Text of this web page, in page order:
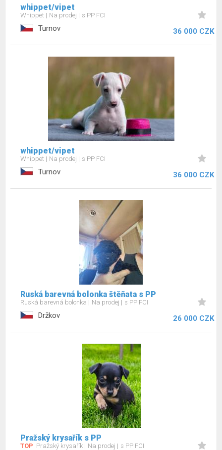
whippet/vipet
Whippet Na prodej s PP FCI
Turnov 36 000 CZK
whippet/vipet
Whippet Na prodej s PP FCI
Turnov 36 000 CZK
Ruská barevná bolonka štěňata s PP
Ruská barevná bolonka Na prodej s PP FCI
Držkov 26 000 CZK
Pražský krysařík s PP
TOP Pražský krysařík Na prodej s PP FCI